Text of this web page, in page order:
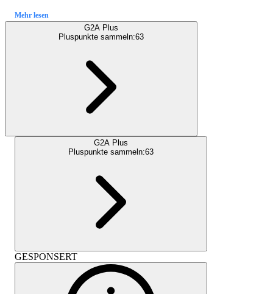
Mehr lesen
G2A Plus
Pluspunkte sammeln:63
G2A Plus
Pluspunkte sammeln:63
GESPONSERT